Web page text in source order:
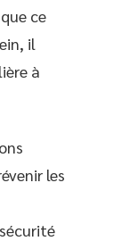
ce
il
à
les